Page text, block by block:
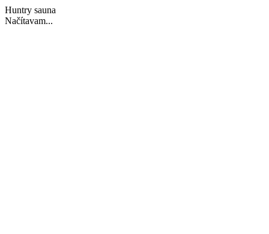
Huntry sauna
Načítavam...